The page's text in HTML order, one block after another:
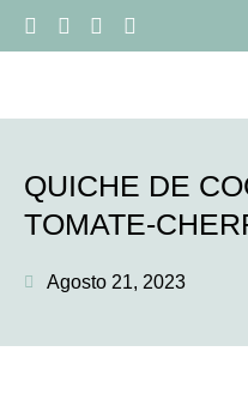
QUICHE DE
TOMATE-
Agosto 21, 2023